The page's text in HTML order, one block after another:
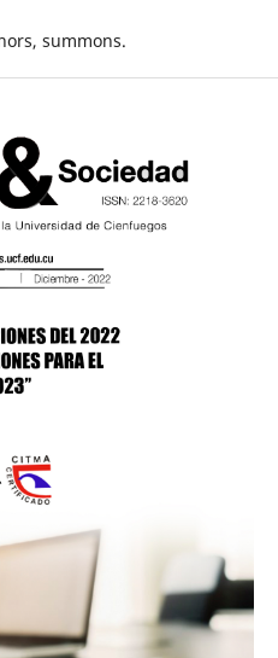
summons.